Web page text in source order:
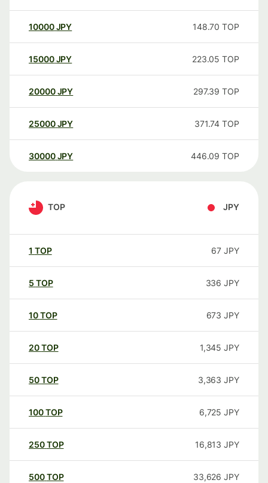
10000 JPY 148.70 TOP
15000 JPY 223.05 TOP
20000 JPY 297.39 TOP
25000 JPY 371.74 TOP
30000 JPY 446.09 TOP
TOP JPY
1 TOP 67 JPY
5 TOP 336 JPY
10TOP 673 JPY
20TOP 1,345 JPY
50TOP 3,363 JPY
100TOP 6,725 JPY
250TOP 16,813 JPY
500TOP 33,626 JPY